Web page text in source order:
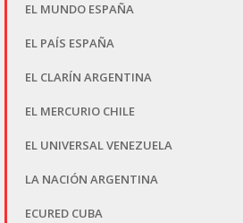
EL MUNDO ESPAÑA
EL PAÍS ESPAÑA
EL CLARÍN ARGENTINA
EL MERCURIO CHILE
EL UNIVERSAL VENEZUELA
LA NACIÓN ARGENTINA
ECURED CUBA